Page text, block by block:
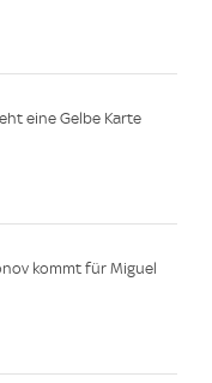
eine Gelbe Karte
kommt für Miguel